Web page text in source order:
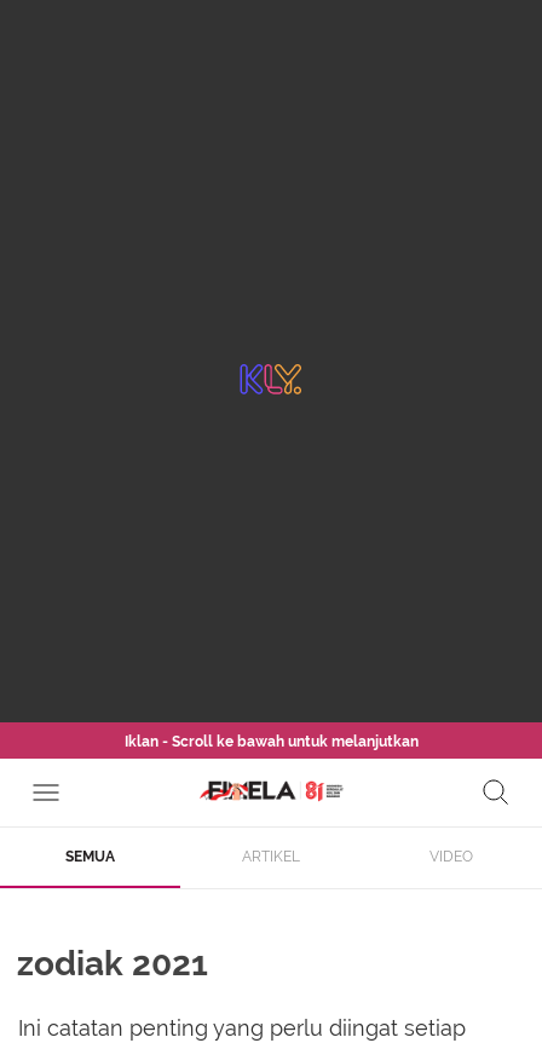
Iklan - Scroll ke bawah untuk melanjutkan
SEMUA ARTIKEL VIDEO
zodiak 2021
Ini catatan penting yang perlu diingat setiap